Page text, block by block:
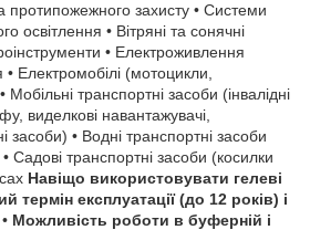
протипожежного захисту • Системи
освітлення • Вітряні та сонячні
• Електроживлення
Електромобілі (мотоцикли,
транспортні засоби (інвалідні
виделкові навантажувачі,
засоби) • Водні транспортні засоби
Садові транспортні засоби (косилки
Навіщо використовувати гелеві
термін експлуатації (до 12 років) і
• Можливість роботи в буферній і